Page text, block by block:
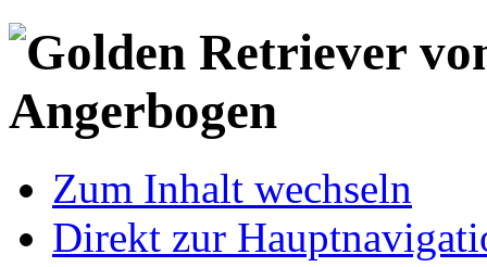
Zum Inhalt wechseln
Direkt zur